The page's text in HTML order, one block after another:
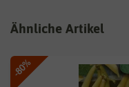
Ähnliche Artikel
-80%